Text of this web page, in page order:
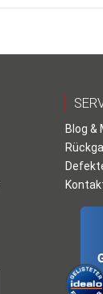
Blog &